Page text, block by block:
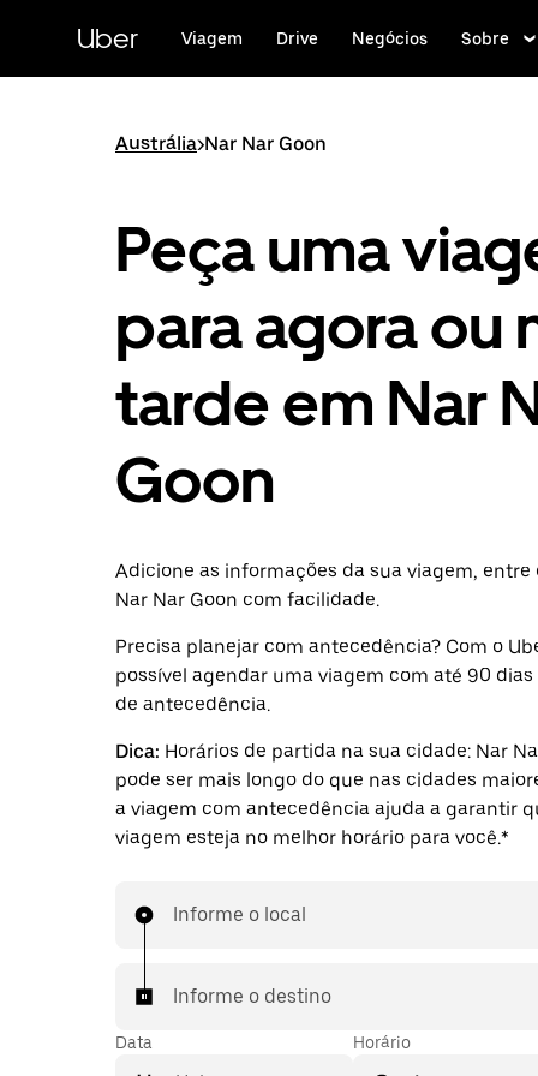
conteúdo
Uber Viagem Drive Negócios Sobre
Austrália>Nar Nar Goon
Peça uma
para agora ou
tarde em Nar
Goon
Adicione as informações da sua viagem, entre
Nar Nar Goon com facilidade.
Precisa planejar com antecedência? Com o
possível agendar uma viagem com até 90 dias
de antecedência.
Dica: Horários de partida na sua cidade: Nar
pode ser mais longo do que nas cidades
a viagem com antecedência ajuda a garantir
viagem esteja no melhor horário para você.*
Informe o local
Informe o destino
Data Horário